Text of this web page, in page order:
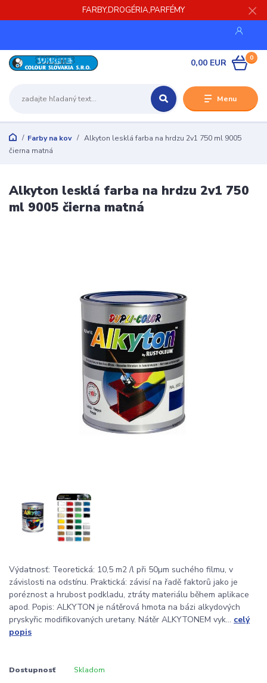
FARBY,DROGÉRIA,PARFÉMY
Menu
0
0,00 EUR
Farby na kov
Alkyton lesklá farba na hrdzu 2v1 750 ml 9005
čierna matná
Alkyton lesklá farba na hrdzu 2v1 750
ml 9005 čierna matná
Výdatnosť: Teoretická: 10,5 m2 /l při 50µm suchého filmu, v
závislosti na odstínu. Praktická: závisí na řadě faktorů jako je
poréznost a hrubost podkladu, ztráty materiálu během aplikace
apod. Popis: ALKYTON je nátěrová hmota na bázi alkydových
pryskyřic modifikovaných uretany. Nátěr ALKYTONEM vyk... celý
popis
Dostupnosť Skladom